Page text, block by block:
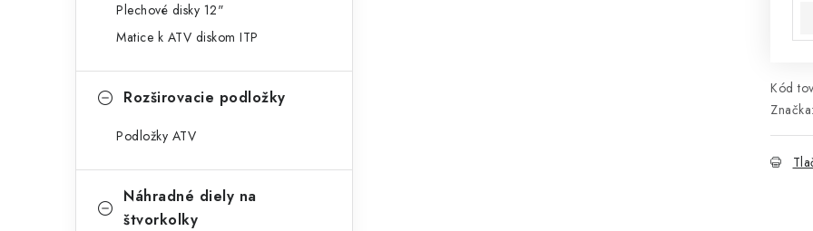
Plechové disky 12"
Matice k ATV diskom ITP
Rozširovacie podložky
Podložky ATV
Náhradné diely na
štvorkolky
Kód
Značka: